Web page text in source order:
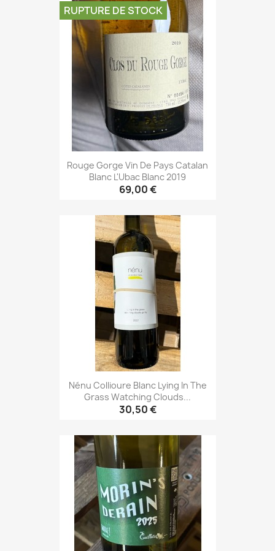
Rouge Gorge Vin De Pays Catalan
Blanc L'Ubac Blanc 2019
69,00 €
RUPTURE DE STOCK
Nénu Collioure Blanc Lying In The
Grass Watching Clouds...
30,50 €